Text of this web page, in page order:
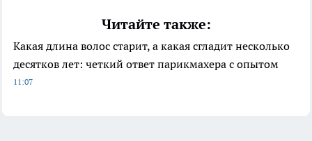
Читайте также:
Какая длина волос старит, а какая сгладит несколько
десятков лет: четкий ответ парикмахера с опытом
11:07